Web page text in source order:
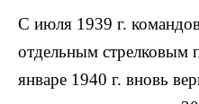
С июля 1939 г.
отдельным
январе 1940 г. вновь